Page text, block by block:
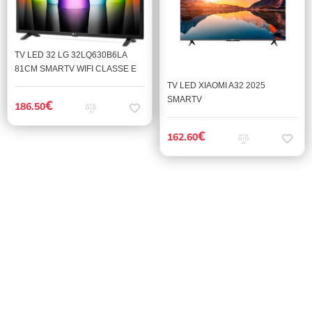
TV LED 32 LG 32LQ630B6LA
81CM SMARTV WIFI CLASSE E
186.50€
TV LED XIAOMI A32 2025
SMARTV
162.60€